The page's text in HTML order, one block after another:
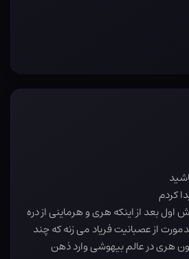
کردم
اول بعد از اینکه هری و هرماینی از دره
از عصبانیت فریاد می زنه که چند
اون هری در عالم بیهوشی وارد ذهن